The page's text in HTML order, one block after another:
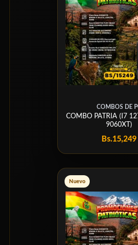
COMBOS DE
COMBO PATRIA (I7
9060XT)
Bs.15,249
Nuevo